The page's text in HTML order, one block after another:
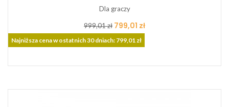
Dla graczy
Cena
podstawowa
999,01 zł Cena
799,01 zł
Najniższa cena w ostatnich 30 dniach: 799,01 zł